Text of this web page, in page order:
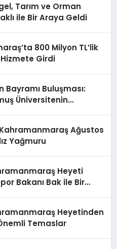
Tarım ve Orman
ile Bir Araya Geldi
800 Milyon TL’lik
Hizmete Girdi
Bayramı Buluşması:
Üniversitenin
Ağustos
Yağmuru
Heyeti
Bakanı Bak ile Bir
Heyetinden
Temaslar